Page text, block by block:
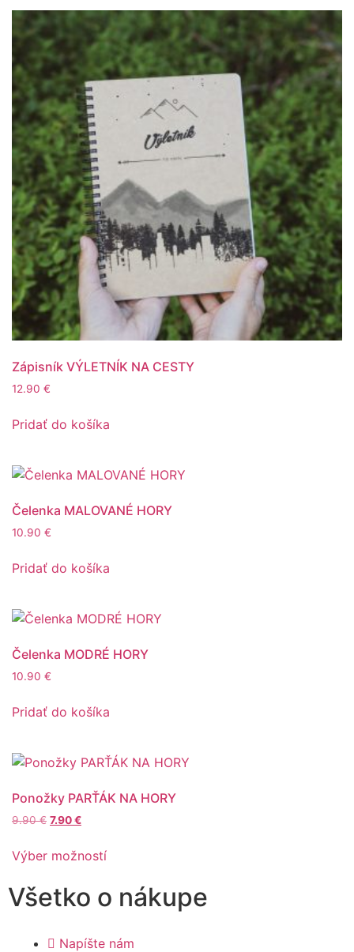
Zápisník VÝLETNÍK NA CESTY
12.90 €
Pridať do košíka
Čelenka MALOVANÉ HORY
10.90 €
Pridať do košíka
Čelenka MODRÉ HORY
10.90 €
Pridať do košíka
Ponožky PARŤÁK NA HORY
9.90€ 7.90€
Výber možností
Všetko o nákupe
Napíšte nám